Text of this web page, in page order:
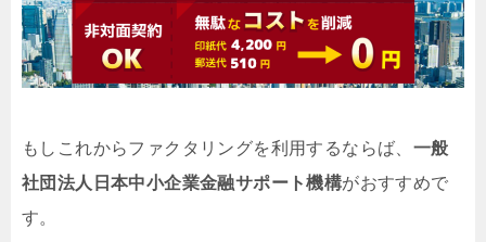
もしこれからファクタリングを利用するならば、 一般
社団法人日本中小企業金融サポート機構がおすすめで
す。